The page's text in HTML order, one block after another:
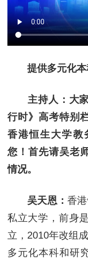
提供多元化本
主持人：大家
行时》高考特别
香港恒生大学教
您！首先请吴老
情况。
吴天恩：香
私立大学，前身
立，2010年改组
多元化本科和研